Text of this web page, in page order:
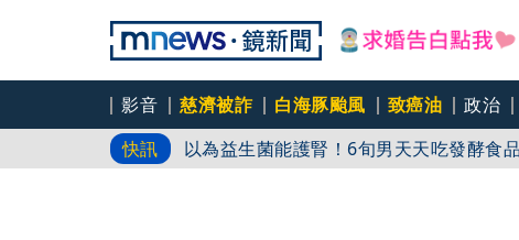
影音 慈濟被詐 白海豚颱風 致癌油 政治
快訊
以為益生菌能護腎！6旬男天天吃發酵
男大生遭脫光圍毆慘死公園 主嫌稱「有